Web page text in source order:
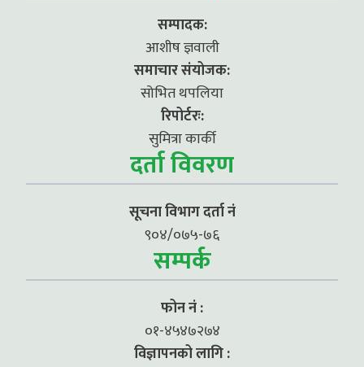
सम्पादक:
आशीष ज्ञवाली
समाचार संयोजक:
सोभित थपलिया
रिपोर्टरः:
सुमित्रा कार्की
दर्ता विवरण
सूचना विभाग दर्ता नं
९०४/०७५-७६
सम्पर्क
फोन नं :
०१-४५४७२७४
विज्ञापनको लागि :